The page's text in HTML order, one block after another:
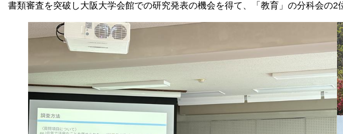
書類審査を突破し大阪大学会館での研究発表の機会を得て、「教育」の分科会の2